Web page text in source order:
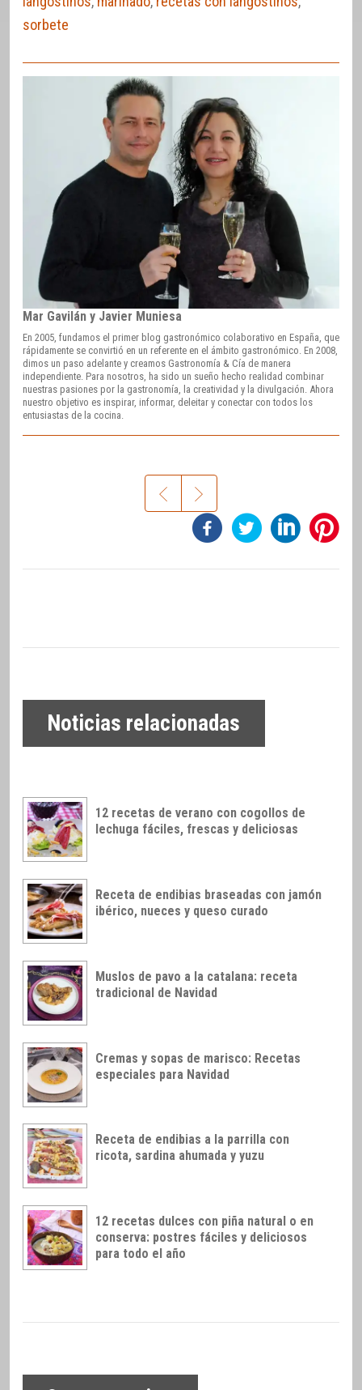
sorbete
Mar Gavilán y Javier Muniesa
En 2005, fundamos el primer blog gastronómico colaborativo en España, que
rápidamente se convirtió en un referente en el ámbito gastronómico. En 2008,
dimos un paso adelante y creamos Gastronomía & Cía de manera
independiente. Para nosotros, ha sido un sueño hecho realidad combinar
nuestras pasiones por la gastronomía, la creatividad y la divulgación. Ahora
nuestro objetivo es inspirar, informar, deleitar y conectar con todos los
entusiastas de la cocina.
Noticias relacionadas
12 recetas de verano con cogollos de
lechuga fáciles, frescas y deliciosas
Receta de endibias braseadas con jamón
ibérico, nueces y queso curado
Muslos de pavo a la catalana: receta
tradicional de Navidad
Cremas y sopas de marisco: Recetas
especiales para Navidad
Receta de endibias a la parrilla con
ricota, sardina ahumada y yuzu
12 recetas dulces con piña natural o en
conserva: postres fáciles y deliciosos
para todo el año